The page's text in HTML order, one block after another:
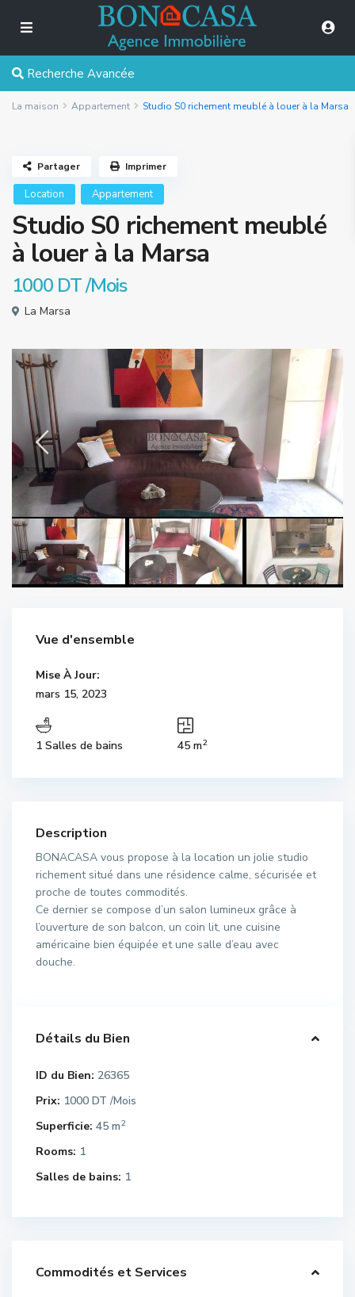
Recherche Avancée
La maison Appartement Studio S0 richement meublé à louer à la Marsa
Location Appartement
Studio S0 richement meublé
à louer à la Marsa
1000 DT/Mois
La Marsa
Partager Imprimer
Vue d'ensemble
Mise À Jour:
mars 15, 2023
1 Salles de bains 45 m2
Description
BONACASA vous propose à la location un jolie studio
richement situé dans une résidence calme, sécurisée et
proche de toutes commodités.
Ce dernier se compose d’un salon lumineux grâce à
l’ouverture de son balcon, un coin lit, une cuisine
américaine bien équipée et une salle d’eau avec
douche.
Détails du Bien
ID du Bien: 26365
Prix: 1000 DT /Mois
Superficie: 45 m2
Rooms: 1
Salles de bains: 1
Commodités et Services